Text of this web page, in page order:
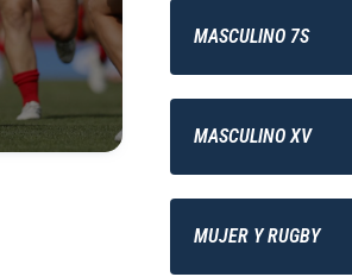
MASCULINO 7S
MASCULINO XV
MUJER Y RUGBY